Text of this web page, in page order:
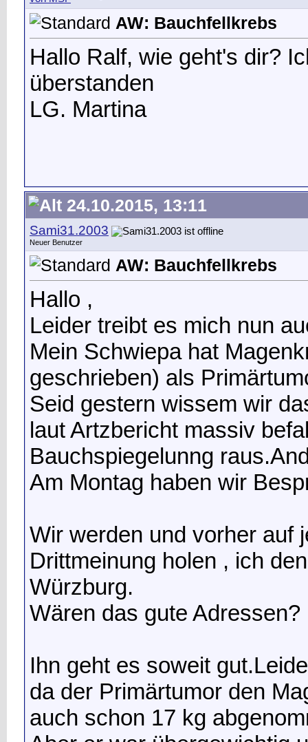
AW: Bauchfellkrebs
Hallo Ralf, wie geht's dir?
überstanden
LG. Martina
24.10.2015, 13:11
Sami31.2003
Neuer Benutzer
AW: Bauchfellkrebs
Hallo ,
Leider treibt es mich nun
Mein Schwiepa hat
geschrieben) als
Seid gestern wissem wir
laut Artzbericht massiv
Bauchspiegelunng
Am Montag haben wir
Wir werden und vorher auf
Drittmeinung holen , ich
Würzburg.
Wären das gute Adressen?
Ihn geht es soweit
da der Primärtumor den
auch schon 17 kg